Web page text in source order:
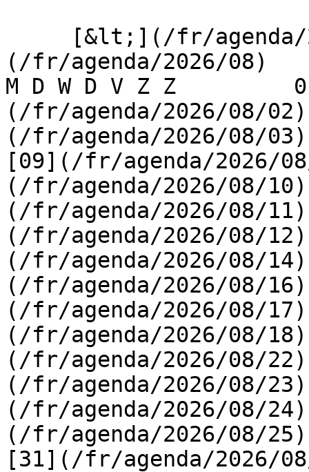
(/fr/agenda/2026/08)
M D W D V Z Z
(/fr/agenda/2026/08/
(/fr/agenda/2026/08/
[09](/fr/agenda/2026/
(/fr/agenda/2026/08/
(/fr/agenda/2026/08/
(/fr/agenda/2026/08/
(/fr/agenda/2026/08/
(/fr/agenda/2026/08/
(/fr/agenda/2026/08/
(/fr/agenda/2026/08/
(/fr/agenda/2026/08/
(/fr/agenda/2026/08/
(/fr/agenda/2026/08/
(/fr/agenda/2026/08/
[31](/fr/agenda/